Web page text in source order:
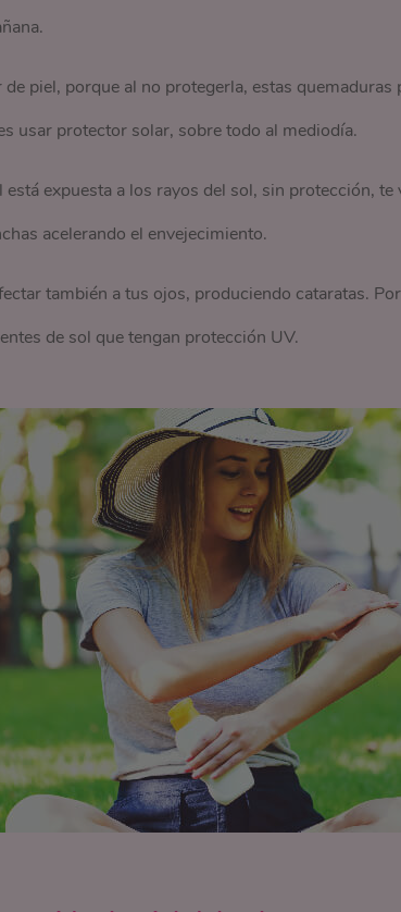
de piel, porque al no protegerla, estas
usar protector solar, sobre todo al mediodía.
está expuesta a los rayos del sol, sin protección,
acelerando el envejecimiento.
también a tus ojos, produciendo cataratas.
de sol que tengan protección UV.